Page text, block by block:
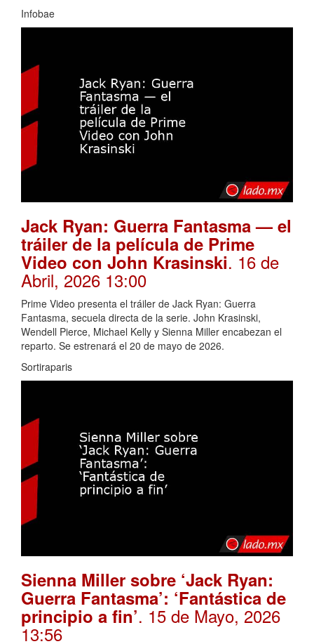
Infobae
Jack Ryan: Guerra Fantasma — el
tráiler de la película de Prime
Video con John Krasinski. 16 de
Abril, 2026 13:00
Prime Video presenta el tráiler de Jack Ryan: Guerra
Fantasma, secuela directa de la serie. John Krasinski,
Wendell Pierce, Michael Kelly y Sienna Miller encabezan el
reparto. Se estrenará el 20 de mayo de 2026.
Sortiraparis
Sienna Miller sobre ‘Jack Ryan:
Guerra Fantasma’: ‘Fantástica de
principio a fin’. 15 de Mayo, 2026
13:56